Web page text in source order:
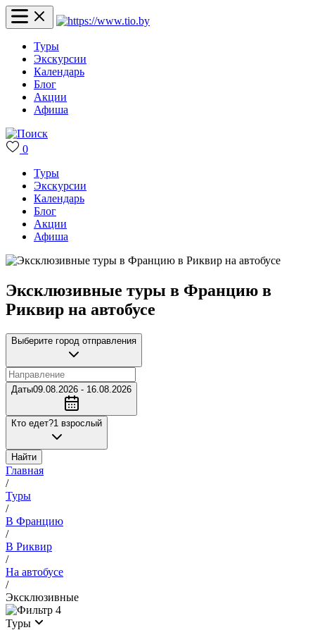
Туры
Экскурсии
Календарь
Блог
Акции
Афиша
0
Туры
Экскурсии
Календарь
Блог
Акции
Афиша
Эксклюзивные туры в Францию в
Риквир на автобусе
Выберите город отправления
Даты09.08.2026 - 16.08.2026
Кто едет?1 взрослый
Найти
Главная
/
Туры
/
В Францию
/
В Риквир
/
На автобусе
/
Эксклюзивные
4
Туры